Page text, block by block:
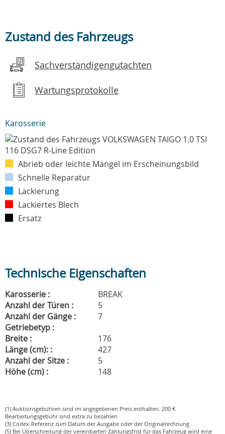
Zustand des Fahrzeugs
Sachverständigengutachten
Wartungsprotokolle
Karosserie
Abrieb oder leichte Mängel im Erscheinungsbild
Schnelle Reparatur
Lackierung
Lackiertes Blech
Ersatz
Technische Eigenschaften
Karosserie :
BREAK
Anzahl der Türen :
5
Anzahl der Gänge :
7
Getriebetyp :
Breite :
176
Länge (cm): :
427
Anzahl der Sitze :
5
Höhe (cm) :
148
(1) Auktionsgebühren sind im angegebenen Preis enthalten. 200 €
Bearbeitungsgebühr sind extra zu bezahlen
(3) Codex-Referenz zum Datum der Ausgabe oder der Originalrechnung
(5) Bei Überschreitung der vereinbarten Zahlungsfrist für das Fahrzeug wird eine